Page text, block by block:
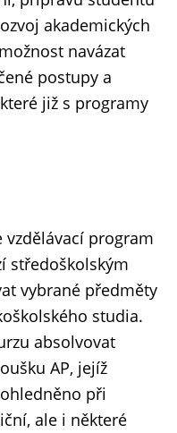
akademických
navázat
postupy a
již s programy
vzdělávací program
středoškolským
vybrané předměty
studia.
absolvovat
AP, jejíž
při
ale i některé